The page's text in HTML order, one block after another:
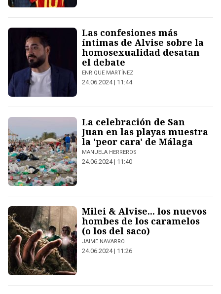
Las confesiones más
íntimas de Alvise sobre la
homosexualidad desatan
el debate
ENRIQUE MARTÍNEZ
24.06.2024 | 11:44
La celebración de San
Juan en las playas muestra
la 'peor cara' de Málaga
MANUELA HERREROS
24.06.2024 | 11:40
Milei & Alvise... los nuevos
hombes de los caramelos
(o los del saco)
JAIME NAVARRO
24.06.2024 | 11:26